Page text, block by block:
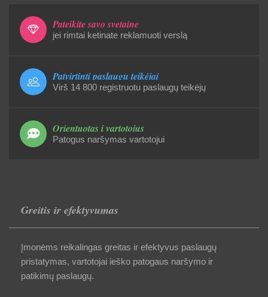
Pateikite savo svetainę
jei rimtai ketinate reklamuoti verslą
Patvirtinti paslaugų teikėjai
Virš 14 800 registruotu paslaugų teikėjų
Orientuotas į vartotojus
Patogus naršymas vartotojui
Greitis ir efektyvumas
Įmonėms reikalingas greitas ir efektyvus paslaugų
pristatymas, vartotojai ieško patogaus naršymo ir
patikimų paslaugų.